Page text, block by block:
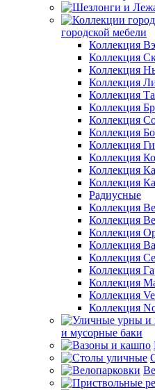
городской мебели
Коллекция
Коллекция
Коллекция
Коллекция
Коллекция
Коллекция
Коллекция
Коллекция
Коллекция
Коллекция
Коллекция
Коллекция
Радиусные
Коллекция
Коллекция
Коллекция
Коллекция
Коллекция
Коллекция
Коллекция
Коллекция
Коллекция
и мусорные баки